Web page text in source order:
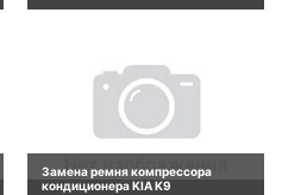
Замена ремня компрессора
кондиционера KIA K9